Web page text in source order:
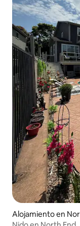
Alojamiento en